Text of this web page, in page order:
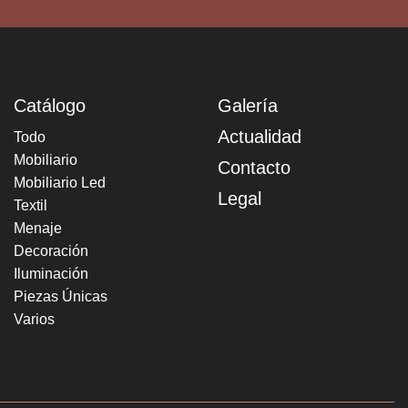
Catálogo
Todo
Mobiliario
Mobiliario Led
Textil
Menaje
Decoración
Iluminación
Piezas Únicas
Varios
Galería
Actualidad
Contacto
Legal